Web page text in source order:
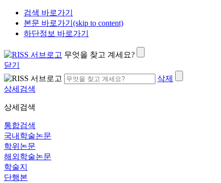
검색 바로가기
본문 바로가기(skip to content)
하단정보 바로가기
무엇을 찾고 계세요?
닫기
삭제
상세검색
상세검색
통합검색
국내학술논문
학위논문
해외학술논문
학술지
단행본